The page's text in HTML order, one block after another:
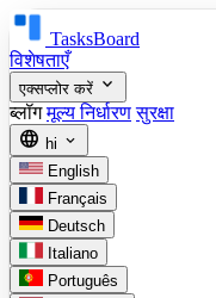
TasksBoard
विशेषताएँ
एक्सप्लोर करें expand_more
ब्लॉग मूल्य निर्धारण सुरक्षा
language hi expand_more
English
Français
Deutsch
Italiano
Português